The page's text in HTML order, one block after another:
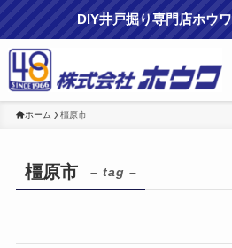
DIY井戸掘り専門店ホウワ
ホーム 橿原市
橿原市 – tag –